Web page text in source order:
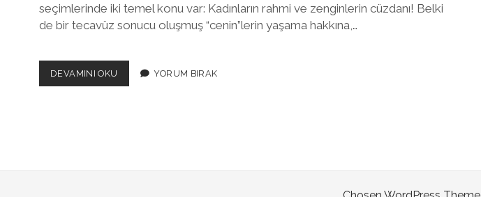
seçimlerinde iki temel konu var: Kadınların rahmi ve zenginlerin cüzdanı! Belki
de bir tecavüz sonucu oluşmuş “cenin”lerin yaşama hakkına,…
DEVAMINI OKU DEĞIL
MI
YORUM BIRAK